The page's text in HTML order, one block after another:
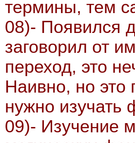
термины, тем
08)- Появился
заговорил от
переход, это
Наивно, но это
нужно изучать
09)- Изучение